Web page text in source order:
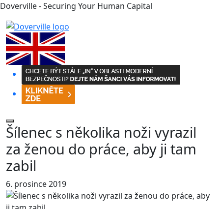
Doverville - Securing Your Human Capital
Šílenec s několika noži vyrazil
za ženou do práce, aby ji tam
zabil
6. prosince 2019